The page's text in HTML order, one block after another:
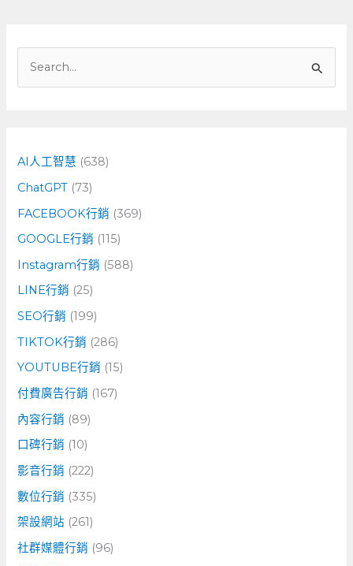
字
:
AI人工智慧 (638)
ChatGPT (73)
FACEBOOK行銷 (369)
GOOGLE行銷 (115)
Instagram行銷 (588)
LINE行銷 (25)
SEO行銷 (199)
TIKTOK行銷 (286)
YOUTUBE行銷 (15)
付費廣告行銷 (167)
內容行銷 (89)
口碑行銷 (10)
影音行銷 (222)
數位行銷 (335)
架設網站 (261)
社群媒體行銷 (96)